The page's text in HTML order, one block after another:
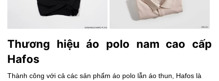
Thương hiệu áo polo nam cao cấp
Hafos
Thành công với cả các sản phẩm áo polo lẫn áo thun, Hafos là